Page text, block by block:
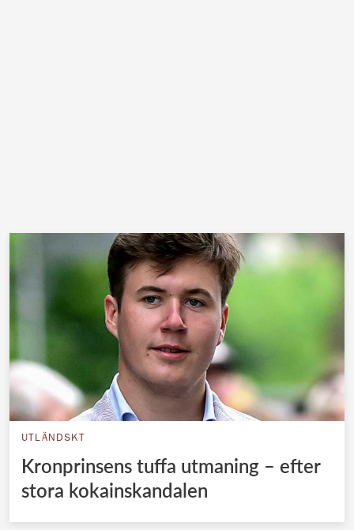
UTLÄNDSKT
Kronprinsens tuffa utmaning – efter
stora kokainskandalen